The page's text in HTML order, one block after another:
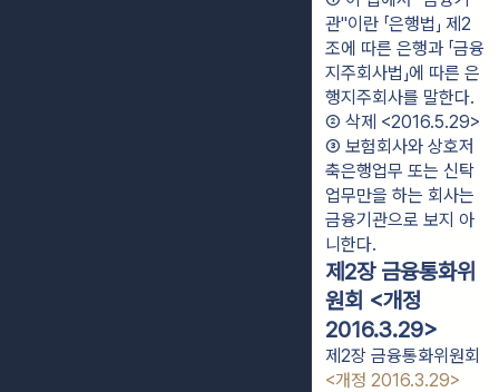
관"이란 「은행법」 제2
조에 따른 은행과 「금융
지주회사법」에 따른 은
행지주회사를 말한다.
② 삭제 <2016.5.29>
③ 보험회사와 상호저
축은행업무 또는 신탁
업무만을 하는 회사는
금융기관으로 보지 아
니한다.
제2장 금융통화위
원회 <개정
2016.3.29>
제2장 금융통화위원회
<개정 2016.3.29>